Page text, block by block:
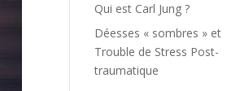
Qui est Carl Jung ?
Déesses « sombres » et
Trouble de Stress Post-
traumatique